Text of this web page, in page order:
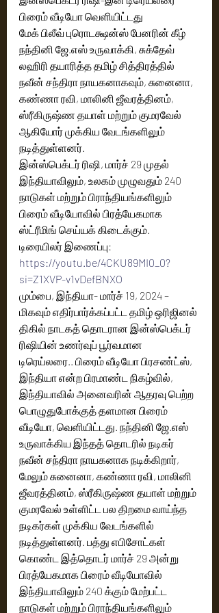
பிரைம் வீடியோ வெளியிட்டது
மேக் பிலீவ் புரொடக்ஷன்ஸ் பேனரின் கீழ்
நந்தினி ஜே.எஸ் உருவாக்கி, சுக்தேவ்
லஹிரி தயாரித்த தமிழ் சித்திரத்தில்
நவீன் சந்திரா நாயகனாகவும், சுனைனா,
கண்ணா ரவி, மாலினி ஜீவரத்தினம்,
ஸ்ரீகிருஷ்ண தயாள் மற்றும் குமரவேல்
ஆகியோர் முக்கிய வேடங்களிலும்
நடித்துள்ளனர்.
இன்ஸ்பெக்டர் ரிஷி, மார்ச் 29 முதல்
இந்தியாவிலும், உலகம் முழுவதும் 240
நாடுகள் மற்றும் பிராந்தியங்களிலும்
பிரைம் வீடியோவில் பிரத்யேகமாக
ஸ்ட்ரீமிங் செய்யக் கிடைக்கும்.
டிரையிலர் இணைப்பு:
https://youtu.be/4CKU89MI0_0?
si=Z1XVP-v1vDefBNXO
மும்பை, இந்தியா- மார்ச் 19, 2024 –
மிகவும் எதிர்பார்க்கப்பட்ட தமிழ் ஒரிஜினல்
திகில் நாடகத் தொடரான இன்ஸ்பெக்டர்
ரிஷியின் உணர்வுப் பூர்வமான
டிரெய்லரை.. பிரைம் வீடியோ பிரசண்ட்ஸ்,
இந்தியா என்ற பிரமாண்ட நிகழ்வில்,
இந்தியாவில் அனைவரின் ஆதரவு பெற்ற
பொழுதுபோக்குத் தளமான பிரைம்
வீடியோ, வெளியிட்டது. நந்தினி ஜே.எஸ்
உருவாக்கிய இந்தத் தொடரில் நடிகர்
நவீன் சந்திரா நாயகனாக நடிக்கிறார்,
மேலும் சுனைனா, கண்ணா ரவி, மாலினி
ஜீவரத்தினம், ஸ்ரீகிருஷ்ண தயாள் மற்றும்
குமரவேல் உள்ளிட்ட பல திறமை வாய்ந்த
நடிகர்கள் முக்கிய வேடங்களில்
நடித்துள்ளனர். பத்து எபிசோட்கள்
கொண்ட இத்தொடர் மார்ச் 29 அன்று
பிரத்யேகமாக பிரைம் வீடியோவில்
இந்தியாவிலும் 240 க்கும் மேற்பட்ட
நாடுகள் மற்றும் பிராந்தியங்களிலும்